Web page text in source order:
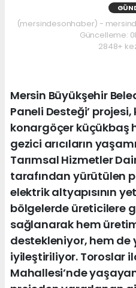
(mersindesonhaber) -
Güncelleme:
2848+
Mersin Büyükşehir
Paneli Desteği’
konargöçer küçükbaş
gezici arıcıların
Tarımsal Hizmetler
tarafından yürütülen
elektrik altyapısının
bölgelerde üreticilere
sağlanarak hem
destekleniyor, hem de
iyileştiriliyor. Toroslar
Mahallesi’nde